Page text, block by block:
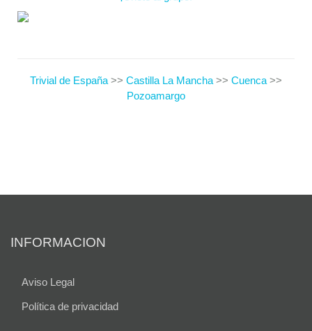
Trivial de España >> Castilla La Mancha >> Cuenca >>
Pozoamargo
INFORMACION
Aviso Legal
Política de privacidad